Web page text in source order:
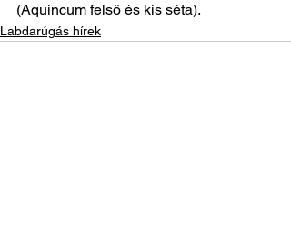
(Aquincum felső és kis séta).
Labdarúgás hírek